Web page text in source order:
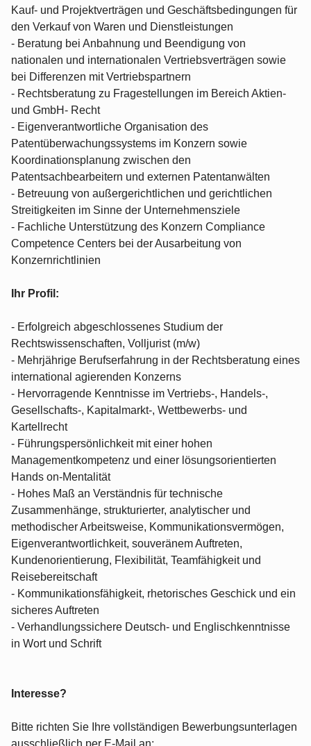
Kauf- und Projektverträgen und Geschäftsbedingungen für
den Verkauf von Waren und Dienstleistungen
- Beratung bei Anbahnung und Beendigung von
nationalen und internationalen Vertriebsverträgen sowie
bei Differenzen mit Vertriebspartnern
- Rechtsberatung zu Fragestellungen im Bereich Aktien-
und GmbH- Recht
- Eigenverantwortliche Organisation des
Patentüberwachungssystems im Konzern sowie
Koordinationsplanung zwischen den
Patentsachbearbeitern und externen Patentanwälten
- Betreuung von außergerichtlichen und gerichtlichen
Streitigkeiten im Sinne der Unternehmensziele
- Fachliche Unterstützung des Konzern Compliance
Competence Centers bei der Ausarbeitung von
Konzernrichtlinien
Ihr Profil:
- Erfolgreich abgeschlossenes Studium der
Rechtswissenschaften, Volljurist (m/w)
- Mehrjährige Berufserfahrung in der Rechtsberatung eines
international agierenden Konzerns
- Hervorragende Kenntnisse im Vertriebs-, Handels-,
Gesellschafts-, Kapitalmarkt-, Wettbewerbs- und
Kartellrecht
- Führungspersönlichkeit mit einer hohen
Managementkompetenz und einer lösungsorientierten
Hands on-Mentalität
- Hohes Maß an Verständnis für technische
Zusammenhänge, strukturierter, analytischer und
methodischer Arbeitsweise, Kommunikationsvermögen,
Eigenverantwortlichkeit, souveränem Auftreten,
Kundenorientierung, Flexibilität, Teamfähigkeit und
Reisebereitschaft
- Kommunikationsfähigkeit, rhetorisches Geschick und ein
sicheres Auftreten
- Verhandlungssichere Deutsch- und Englischkenntnisse
in Wort und Schrift
Interesse?
Bitte richten Sie Ihre vollständigen Bewerbungsunterlagen
ausschließlich per E-Mail an: